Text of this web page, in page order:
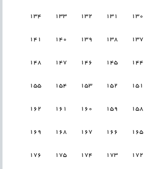
130
131
132
133
134
137
138
139
140
141
144
145
146
147
148
151
152
153
154
155
158
159
160
161
162
165
166
167
168
169
172
173
174
175
176